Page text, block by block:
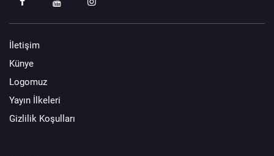
İletişim
Künye
Logomuz
Yayın İlkeleri
Gizlilik Koşulları